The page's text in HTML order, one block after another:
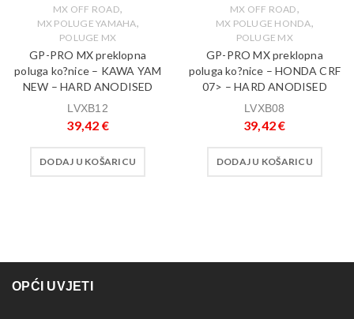
MX OFF ROAD,
MX POLUGE YAMAHA,
POLUGE MX
GP-PRO MX preklopna
poluga ko?nice – KAWA YAM
NEW – HARD ANODISED
LVXB12
39,42 €
DODAJ U KOŠARICU
MX OFF ROAD,
MX POLUGE HONDA,
POLUGE MX
GP-PRO MX preklopna
poluga ko?nice – HONDA CRF
07> – HARD ANODISED
LVXB08
39,42€
DODAJ U KOŠARICU
OPĆI UVJETI